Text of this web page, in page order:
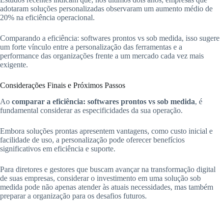
adotaram soluções personalizadas observaram um aumento médio de
20% na eficiência operacional.
Comparando a eficiência: softwares prontos vs sob medida, isso sugere
um forte vínculo entre a personalização das ferramentas e a
performance das organizações frente a um mercado cada vez mais
exigente.
Considerações Finais e Próximos Passos
Ao comparar a eficiência: softwares prontos vs sob medida, é
fundamental considerar as especificidades da sua operação.
Embora soluções prontas apresentem vantagens, como custo inicial e
facilidade de uso, a personalização pode oferecer benefícios
significativos em eficiência e suporte.
Para diretores e gestores que buscam avançar na transformação digital
de suas empresas, considerar o investimento em uma solução sob
medida pode não apenas atender às atuais necessidades, mas também
preparar a organização para os desafios futuros.